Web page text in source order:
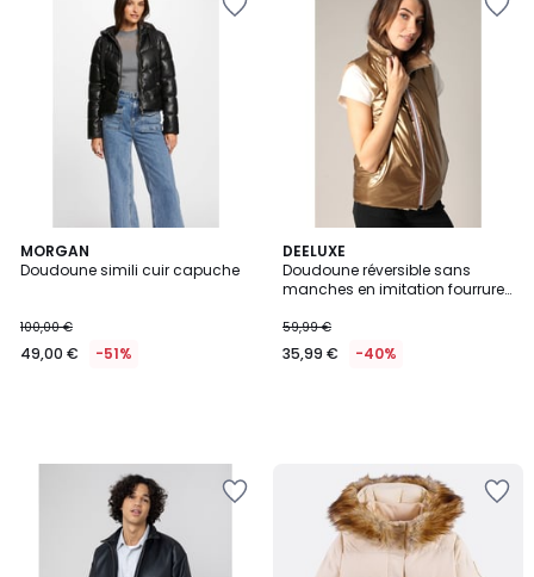
MORGAN
Doudoune simili cuir capuche
100,00 €
49,00 € -51%
DEELUXE
Doudoune réversible sans
manches en imitation fourrure
59,99 €
35,99 € -40%